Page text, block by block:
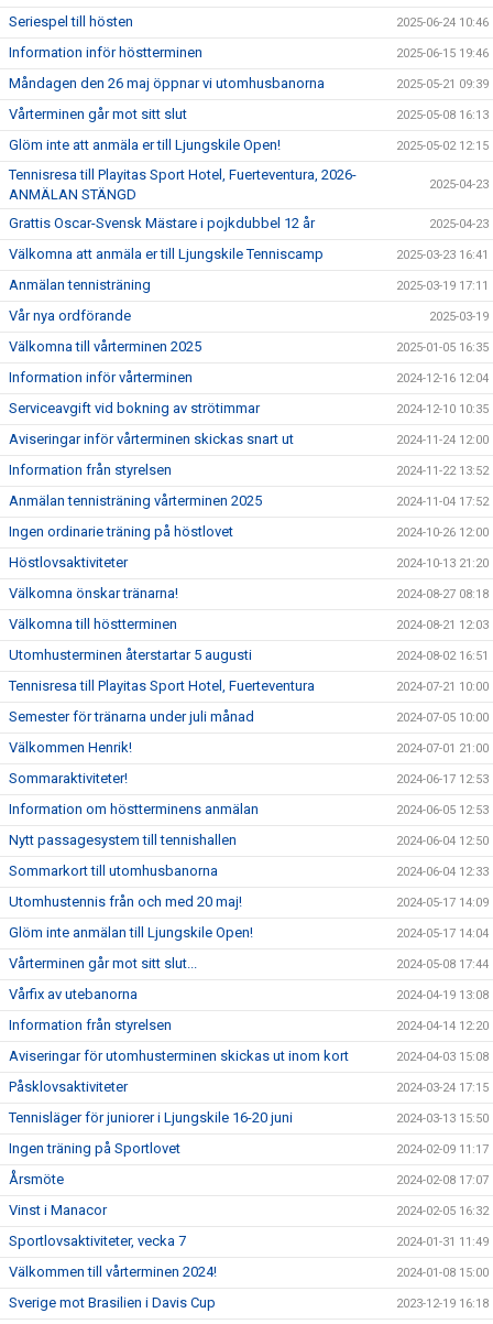
Seriespel till hösten 2025-06-24 10:46
Information inför höstterminen 2025-06-15 19:46
Måndagen den 26 maj öppnar vi utomhusbanorna 2025-05-21 09:39
Vårterminen går mot sitt slut 2025-05-08 16:13
Glöm inte att anmäla er till Ljungskile Open! 2025-05-02 12:15
Tennisresa till Playitas Sport Hotel, Fuerteventura, 2026-
ANMÄLAN STÄNGD
2025-04-23
Grattis Oscar-Svensk Mästare i pojkdubbel 12 år 2025-04-23
Välkomna att anmäla er till Ljungskile Tenniscamp 2025-03-23 16:41
Anmälan tennisträning 2025-03-19 17:11
Vår nya ordförande 2025-03-19
Välkomna till vårterminen 2025 2025-01-05 16:35
Information inför vårterminen 2024-12-16 12:04
Serviceavgift vid bokning av strötimmar 2024-12-10 10:35
Aviseringar inför vårterminen skickas snart ut 2024-11-24 12:00
Information från styrelsen 2024-11-22 13:52
Anmälan tennisträning vårterminen 2025 2024-11-04 17:52
Ingen ordinarie träning på höstlovet 2024-10-26 12:00
Höstlovsaktiviteter 2024-10-13 21:20
Välkomna önskar tränarna! 2024-08-27 08:18
Välkomna till höstterminen 2024-08-21 12:03
Utomhusterminen återstartar 5 augusti 2024-08-02 16:51
Tennisresa till Playitas Sport Hotel, Fuerteventura 2024-07-21 10:00
Semester för tränarna under juli månad 2024-07-05 10:00
Välkommen Henrik! 2024-07-01 21:00
Sommaraktiviteter! 2024-06-17 12:53
Information om höstterminens anmälan 2024-06-05 12:53
Nytt passagesystem till tennishallen 2024-06-04 12:50
Sommarkort till utomhusbanorna 2024-06-04 12:33
Utomhustennis från och med 20 maj! 2024-05-17 14:09
Glöm inte anmälan till Ljungskile Open! 2024-05-17 14:04
Vårterminen går mot sitt slut... 2024-05-08 17:44
Vårfix av utebanorna 2024-04-19 13:08
Information från styrelsen 2024-04-14 12:20
Aviseringar för utomhusterminen skickas ut inom kort 2024-04-03 15:08
Påsklovsaktiviteter 2024-03-24 17:15
Tennisläger för juniorer i Ljungskile 16-20 juni 2024-03-13 15:50
Ingen träning på Sportlovet 2024-02-09 11:17
Årsmöte 2024-02-08 17:07
Vinst i Manacor 2024-02-05 16:32
Sportlovsaktiviteter, vecka 7 2024-01-31 11:49
Välkommen till vårterminen 2024! 2024-01-08 15:00
Sverige mot Brasilien i Davis Cup 2023-12-19 16:18